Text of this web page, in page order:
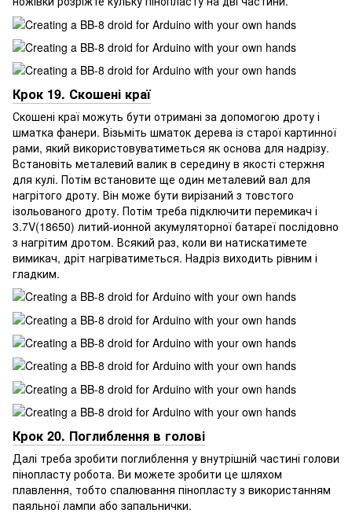
Крок 19. Скошені краї
Скошені краї можуть бути отримані за допомогою дроту і
шматка фанери. Візьміть шматок дерева із старої картинної
рами, який використовуватиметься як основа для надрізу.
Встановіть металевий валик в середину в якості стержня
для кулі. Потім встановите ще один металевий вал для
нагрітого дроту. Він може бути вирізаний з товстого
ізольованого дроту. Потім треба підключити перемикач і
3.7V(18650) литий-ионной акумуляторної батареї послідовно
з нагрітим дротом. Всякий раз, коли ви натискатимете
вимикач, дріт нагріватиметься. Надріз виходить рівним і
гладким.
Крок 20. Поглиблення в голові
Далі треба зробити поглиблення у внутрішній частині голови
пінопласту робота. Ви можете зробити це шляхом
плавлення, тобто спалювання пінопласту з використанням
паяльної лампи або запальнички.